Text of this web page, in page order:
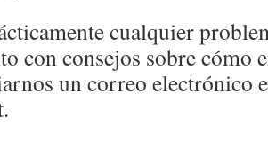
cualquier
con consejos sobre cómo
un correo electrónico